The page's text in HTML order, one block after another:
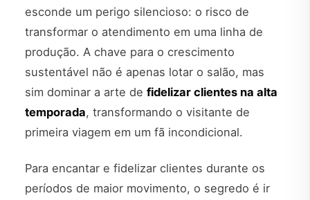
esconde um perigo silencioso: o risco de
transformar o atendimento em uma linha de
produção. A chave para o crescimento
sustentável não é apenas lotar o salão, mas
sim dominar a arte de fidelizar clientes na alta
temporada, transformando o visitante de
primeira viagem em um fã incondicional.
Para encantar e fidelizar clientes durante os
períodos de maior movimento, o segredo é ir